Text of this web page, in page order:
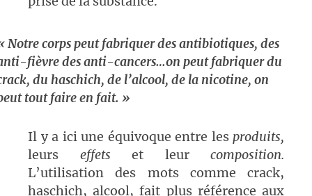
Notre corps peut fabriquer des antibiotiques, des
fièvre des anti-cancers…on peut fabriquer du
du haschich, de l’alcool, de la nicotine, on
tout faire en fait. »
Il y a ici une équivoque entre les produits,
leurs effets et leur composition.
L’utilisation des mots comme crack,
haschich, alcool, fait plus référence aux